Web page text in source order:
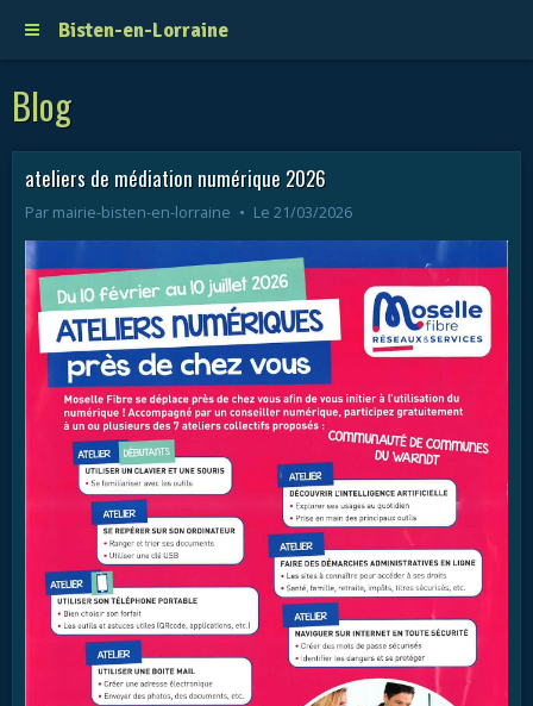
Bisten-en-Lorraine
Blog
ateliers de médiation numérique 2026
Par mairie-bisten-en-lorraine Le 21/03/2026